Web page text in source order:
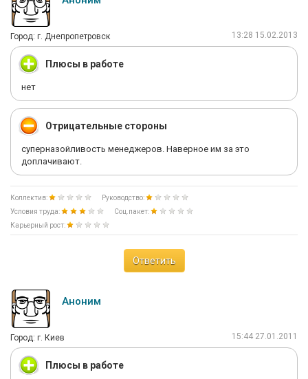
Город: г. Днепропетровск 13:28 15.02.2013
Плюсы в работе
нет
Отрицательные стороны
суперназойливость менеджеров. Наверное им за это
доплачивают.
Коллектив:
Руководство:
Условия труда:
Соц.пакет:
Карьерный рост:
Ответить
Аноним
Город: г. Киев 15:44 27.01.2011
Плюсы в работе